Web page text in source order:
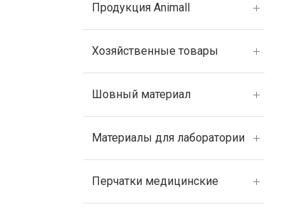
Продукция Animall
Хозяйственные товары
Шовный материал
Материалы для лаборатории
Перчатки медицинские